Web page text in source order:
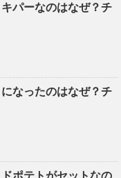
パーなのはなぜ？チ
なったのはなぜ？チ
ポテトがセットなの